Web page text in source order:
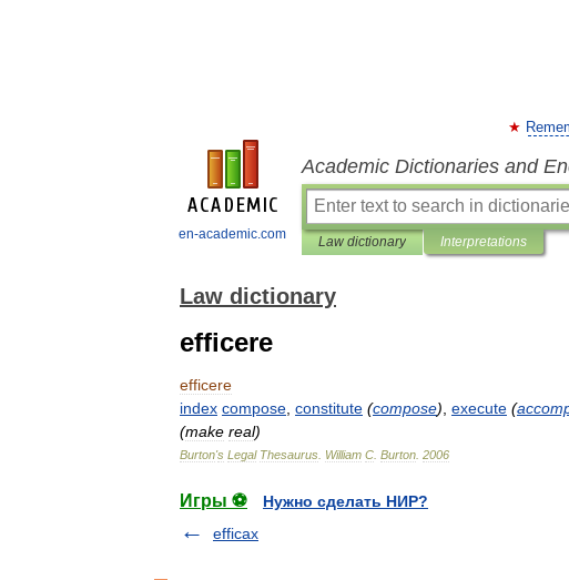
en-academic.com
Academic Dictionaries and
Law dictionary Interpretations
Law dictionary
efficere
efficere
index compose constitute (compose) execute (
(make real)
Burton's Legal Thesaurus William C Burton 2006
Игры ⚽
Нужно сделать НИР?
efficax